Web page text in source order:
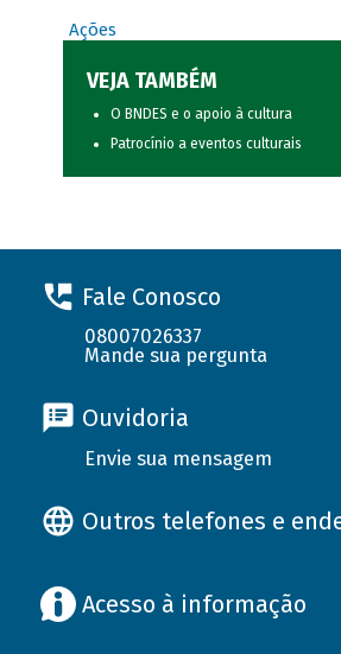
Ações
VEJA TAMBÉM
O BNDES e o apoio à cultura
Patrocínio a eventos culturais
Fale Conosco
08007026337
Mande sua pergunta
Ouvidoria
Envie sua mensagem
Outros telefones e
Acesso à informação